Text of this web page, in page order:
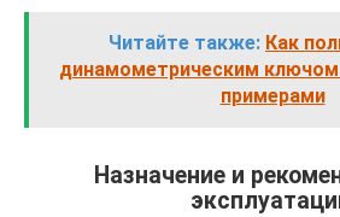
Читайте также: Как
динамометрическим ключом
примерами
Назначение и